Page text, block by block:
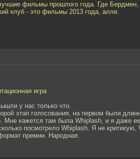
фильмы прошлого года. Где Бердмен,
клуб - это фильмы 2013 года, алле.
игра
у нас только что.
этап голосования, на первом были
Мне кажется там была Whiplash, и я даже
посмотрело Whiplash. Я не
премии. Народная.